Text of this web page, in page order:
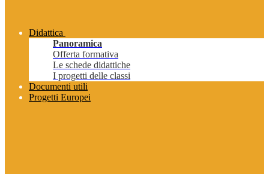
Didattica
Panoramica
Offerta formativa
Le schede didattiche
I progetti delle classi
Documenti utili
Progetti Europei